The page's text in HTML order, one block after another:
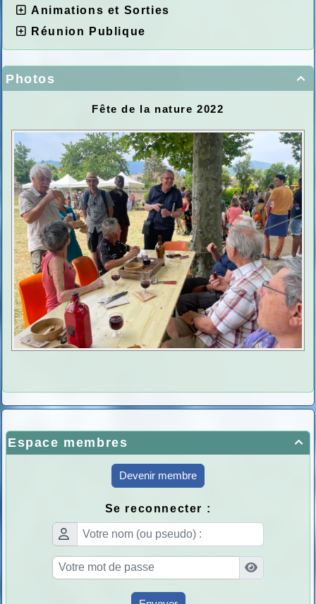
Animations et Sorties
Réunion Publique

Photos
Fête de la nature 2022

Espace membres
Devenir membre
Se reconnecter :